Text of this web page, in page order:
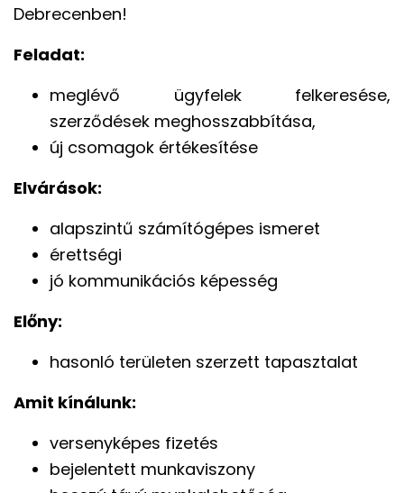
Debrecenben!
Feladat:
meglévő ügyfelek felkeresése,
szerződések meghosszabbítása,
új csomagok értékesítése
Elvárások:
alapszintű számítógépes ismeret
érettségi
jó kommunikációs képesség
Előny:
hasonló területen szerzett tapasztalat
Amit kínálunk:
versenyképes fizetés
bejelentett munkaviszony